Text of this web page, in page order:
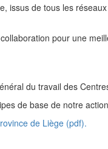
issus de tous les
pour une
du travail des
de base de notre
de Liège (pdf).